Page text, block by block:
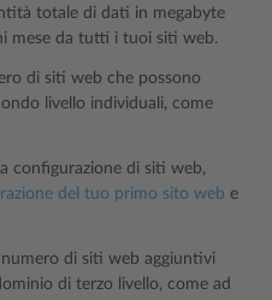
totale di dati in megabyte
mese da tutti i tuoi siti web.
di siti web che possono
livello individuali, come
configurazione di siti web,
del tuo primo sito web e
numero di siti web aggiuntivi
di terzo livello, come ad